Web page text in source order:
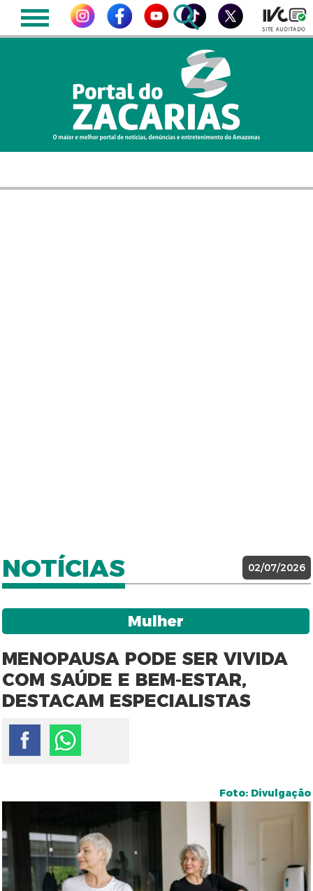
NOTÍCIAS 02/07/2026
Mulher
MENOPAUSA PODE SER VIVIDA
COM SAÚDE E BEM-ESTAR,
DESTACAM ESPECIALISTAS
Foto: Divulgação